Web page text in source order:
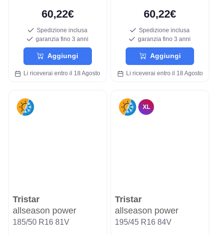
60,22€
Spedizione inclusa
garanzia fino 3 anni
Aggiungi
Li riceverai entro il 18 Agosto
60,22€
Spedizione inclusa
garanzia fino 3 anni
Aggiungi
Li riceverai entro il 18 Agosto
Tristar
allseason power
185/50 R16 81V
XL
Tristar
allseason power
195/45 R16 84V